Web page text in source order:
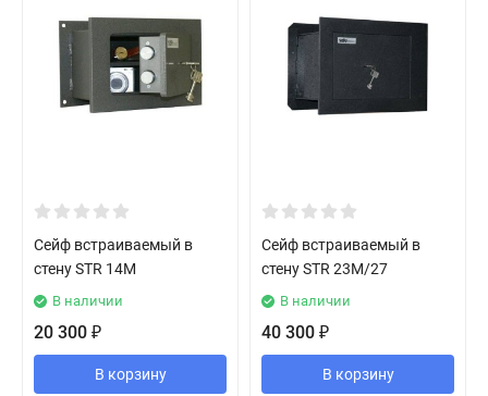
Сейф встраиваемый в
стену STR 14M
В наличии
20 300 ₽
В корзину
Сейф встраиваемый в
стену STR 23M/27
В наличии
40 300 ₽
В корзину